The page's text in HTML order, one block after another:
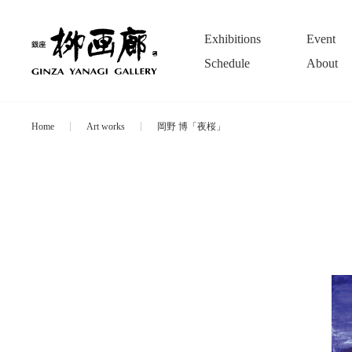
Exhibitions
Event
Schedule
About
Home Art works 岡野 博「夜桜」